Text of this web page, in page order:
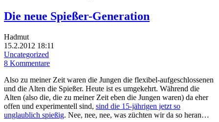
Die neue Spießer-Generation
Hadmut
15.2.2012 18:11
Uncategorized
8 Kommentare
Also zu meiner Zeit waren die Jungen die flexibel-aufgeschlossenen
und die Alten die Spießer. Heute ist es umgekehrt. Während die
Alten (also die, die zu meiner Zeit eben die Jungen waren) da eher
offen und experimentell sind, sind die 15-jährigen jetzt so
unglaublich spießig. Nee, nee, nee, was züchten wir da so heran…